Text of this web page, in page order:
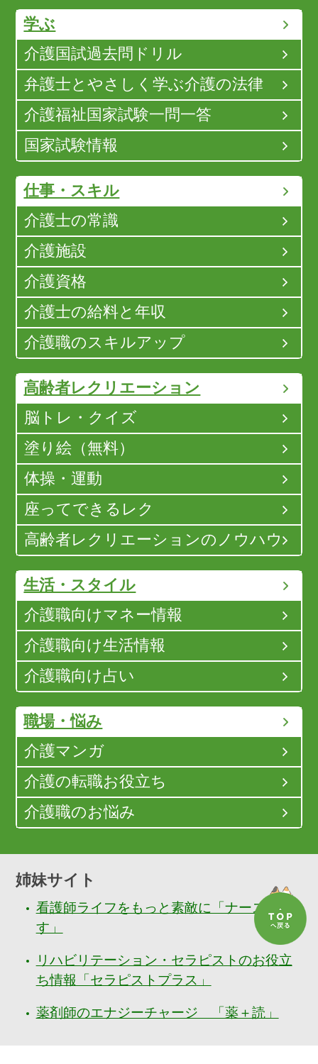
学ぶ
介護国試過去問ドリル
弁護士とやさしく学ぶ介護の法律
介護福祉国家試験一問一答
国家試験情報
仕事・スキル
介護士の常識
介護施設
介護資格
介護士の給料と年収
介護職のスキルアップ
高齢者レクリエーション
脳トレ・クイズ
塗り絵（無料）
体操・運動
座ってできるレク
高齢者レクリエーションのノウハウ
生活・スタイル
介護職向けマネー情報
介護職向け生活情報
介護職向け占い
職場・悩み
介護マンガ
介護の転職お役立ち
介護職のお悩み
姉妹サイト
看護師ライフをもっと素敵に「ナースぷら
す」
リハビリテーション・セラピストのお役立
ち情報「セラピストプラス」
薬剤師のエナジーチャージ 「薬＋読」